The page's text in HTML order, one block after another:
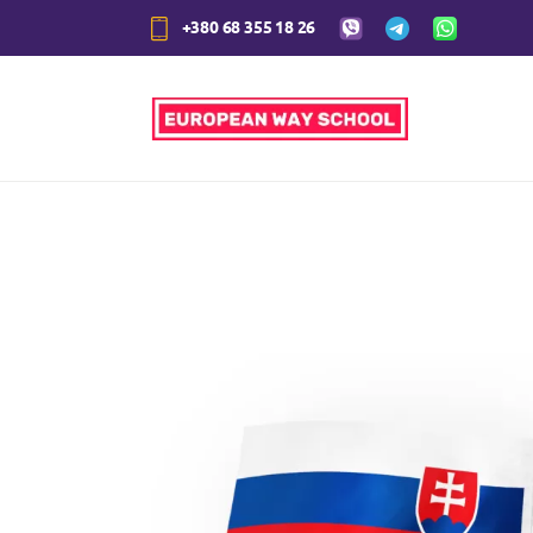
+380 68 355 18 26